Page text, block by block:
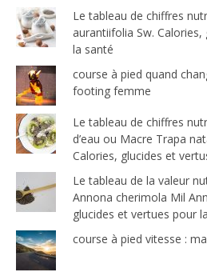
Le tableau de chiffres
aurantiifolia Sw.
la santé
course à pied quand
footing femme
Le tableau de chiffres
d’eau ou Macre Trapa
Calories, glucides et
Le tableau de la valeur
Annona cherimola Mil
glucides et vertues pour
course à pied vitesse :